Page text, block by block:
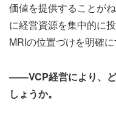
価値を提供することが
に経営資源を集中的に
MRIの位置づけを明確に
――VCP経営により、
しょうか。